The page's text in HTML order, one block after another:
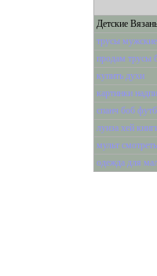
Детские
трусы
продам трусы
купить духи
картинки
спанч боб
луиза хей
мульт
одежда для